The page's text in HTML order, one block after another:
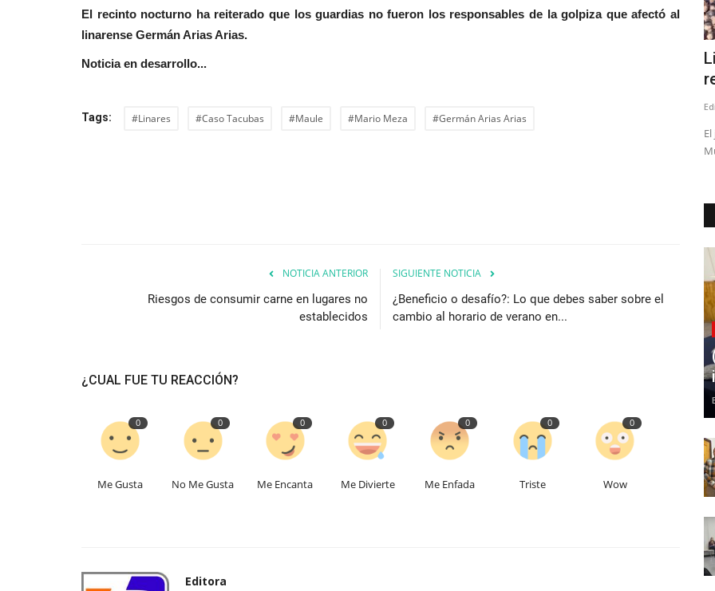
El recinto nocturno ha reiterado que los guardias no fueron los responsables de la golpiza que afectó al
linarense Germán Arias Arias.
Noticia en desarrollo...
Tags: #Linares #Caso Tacubas #Maule #Mario Meza #Germán Arias Arias
NOTICIA ANTERIOR
Riesgos de consumir carne en lugares no
establecidos
SIGUIENTE NOTICIA
¿Beneficio o desafío?: Lo que debes saber sobre el
cambio al horario de verano en...
¿CUAL FUE TU REACCIÓN?
0
Me Gusta
0
No Me Gusta
0
Me Encanta
0
Me Divierte
0
Me Enfada
0
Triste
0
Wow
Editora
(VIDEO) Los albirrojos apoyarán a la